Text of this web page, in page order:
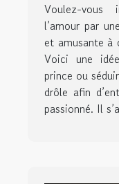
Voulez-
l’amour par
et amusante
Voici une
prince ou
drôle afin
passionné. Il